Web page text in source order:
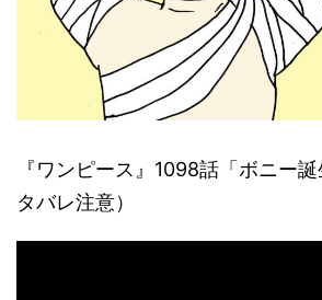
『ワンピース』1098話「ボニー
タバレ注意）